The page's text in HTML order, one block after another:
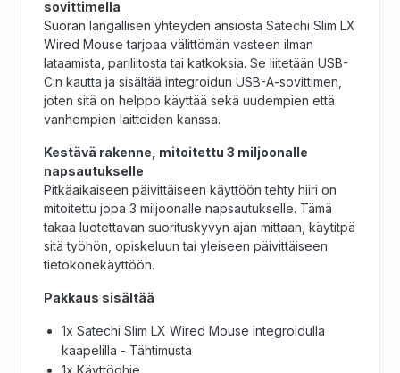
sovittimella
Suoran langallisen yhteyden ansiosta Satechi Slim LX
Wired Mouse tarjoaa välittömän vasteen ilman
lataamista, pariliitosta tai katkoksia. Se liitetään USB-
C:n kautta ja sisältää integroidun USB-A-sovittimen,
joten sitä on helppo käyttää sekä uudempien että
vanhempien laitteiden kanssa.
Kestävä rakenne, mitoitettu 3 miljoonalle
napsautukselle
Pitkäaikaiseen päivittäiseen käyttöön tehty hiiri on
mitoitettu jopa 3 miljoonalle napsautukselle. Tämä
takaa luotettavan suorituskyvyn ajan mittaan, käytitpä
sitä työhön, opiskeluun tai yleiseen päivittäiseen
tietokonekäyttöön.
Pakkaus sisältää
1x Satechi Slim LX Wired Mouse integroidulla
kaapelilla - Tähtimusta
1x Käyttöohje